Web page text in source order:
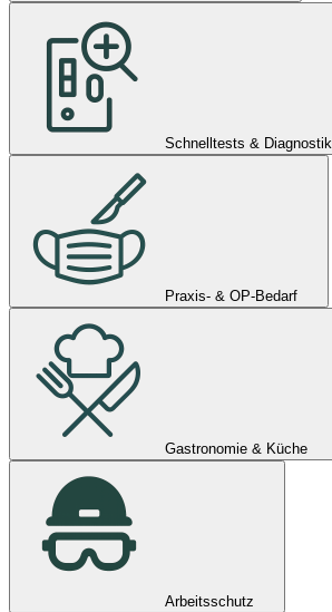
Schnelltests & Diagnostik
Praxis- & OP-Bedarf
Gastronomie & Küche
Arbeitsschutz